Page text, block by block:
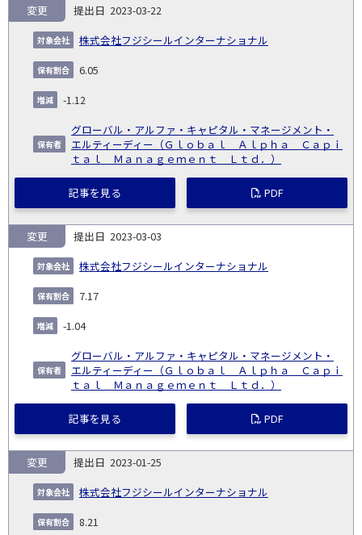
2023-03-22
株式会社フジシールインターナショナル
変更
6.05
-1.12
グローバル・アルファ・キャピタル・マネージメント・
エルティーディー（Ｇｌｏｂａｌ Ａｌｐｈａ Ｃａｐｉ
ｔａｌ Ｍａｎａｇｅｍｅｎｔ Ｌｔｄ．）
記事を見る PDF
2023-03-03
株式会社フジシールインターナショナル
変更
7.17
-1.04
グローバル・アルファ・キャピタル・マネージメント・
エルティーディー（Ｇｌｏｂａｌ Ａｌｐｈａ Ｃａｐｉ
ｔａｌ Ｍａｎａｇｅｍｅｎｔ Ｌｔｄ．）
記事を見る PDF
2023-01-25
株式会社フジシールインターナショナル
変更
8.21